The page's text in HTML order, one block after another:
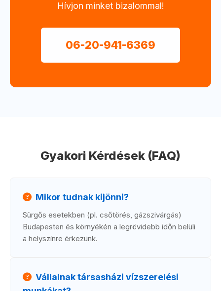
Hívjon minket bizalommal!
06-20-941-6369
Gyakori Kérdések (FAQ)
Mikor tudnak kijönni?
Sürgős esetekben (pl. csőtörés, gázszivárgás)
Budapesten és környékén a legrövidebb időn belüli
a helyszínre érkezünk.
Vállalnak társasházi vízszerelési